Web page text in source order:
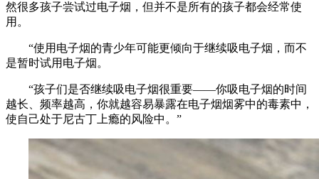
然很多孩子尝试过电子烟，但并不是所有的孩子都会经常使
用。
“使用电子烟的青少年可能更倾向于继续吸电子烟，而不
是暂时试用电子烟。
“孩子们是否继续吸电子烟很重要——你吸电子烟的时间
越长、频率越高，你就越容易暴露在电子烟烟雾中的毒素中，
使自己处于尼古丁上瘾的风险中。”